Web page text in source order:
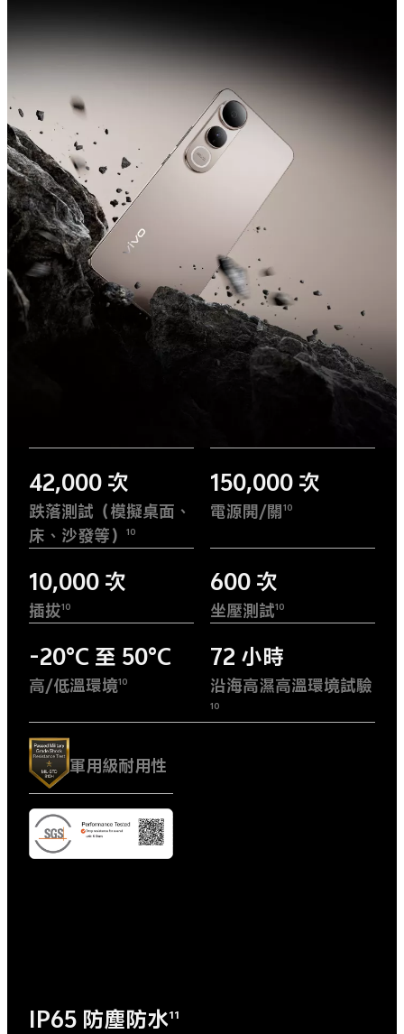
42,000 次
跌落測試（模擬桌面、
床、沙發等）
10
150,000 次
電源開/關 10
10,000 次
插拔10
600 次
坐壓測試10
-20°C 至 50°C
高/低溫環境10
72 小時
沿海高濕高溫環境試驗
10
軍用級耐用性
IP65 防塵防水11